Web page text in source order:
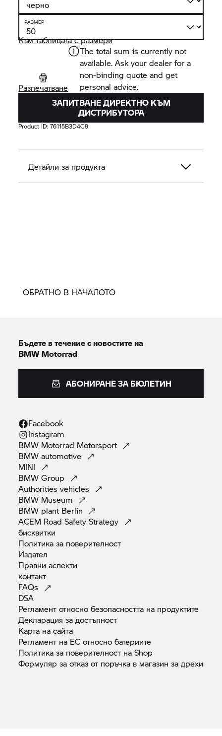
РАЗМЕР
Към таблицата с размери
Разпечатване
The total sum is currently not
available. Ask your dealer for a
non-binding quote and get
personal advice.
ЗАПИТВАНЕ ДИРЕКТНО КЪМ
ДИСТРИБУТОРА
Product ID:76115B3D4C9
Детайли за продукта
ОБРАТНО В НАЧАЛОТО
Бъдете в течение с новостите на
BMW Motorrad
АБОНИРАНЕ ЗА БЮЛЕТИН
Facebook
Instagram
BMW Motorrad Motorsport
BMWautomotive
MINI
BMWGroup
Authoritiesvehicles
BMW Museum
BMW plant Berlin
ACEM Road SafetyStrategy
бисквитки
Политика за поверителност
Издател
Правниаспекти
контакт
FAQs
DSA
Регламент относно безопасността на продуктите
Декларация задостъпност
Карта насайта
Регламент на ЕС относнобатериите
Политика за поверителност наShop
Формуляр за отказ от поръчка в магазин задрехи